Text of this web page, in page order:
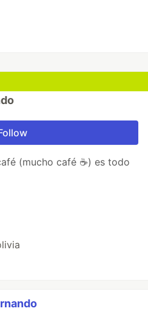
(mucho café ☕) es todo